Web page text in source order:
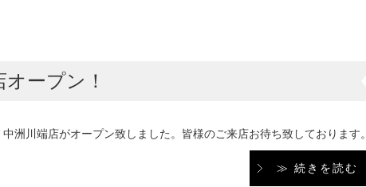
ープン！
洲川端店がオープン致しました。皆様のご来店お待ち致しております。
≫ 続きを読む